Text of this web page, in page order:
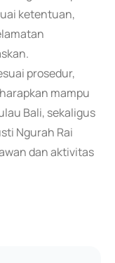
ketentuan,
prosedur,
mampu
Bali, sekaligus
Ngurah Rai
dan aktivitas